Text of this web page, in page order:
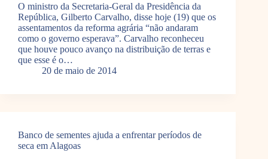
O ministro da Secretaria-Geral da Presidência da
República, Gilberto Carvalho, disse hoje (19) que os
assentamentos da reforma agrária “não andaram
como o governo esperava”. Carvalho reconheceu
que houve pouco avanço na distribuição de terras e
que esse é o…
20 de maio de 2014
Banco de sementes ajuda a enfrentar períodos de
seca em Alagoas